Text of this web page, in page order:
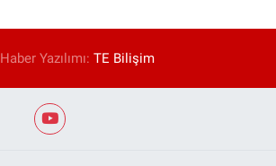
Haber Yazılımı:TE Bilişim